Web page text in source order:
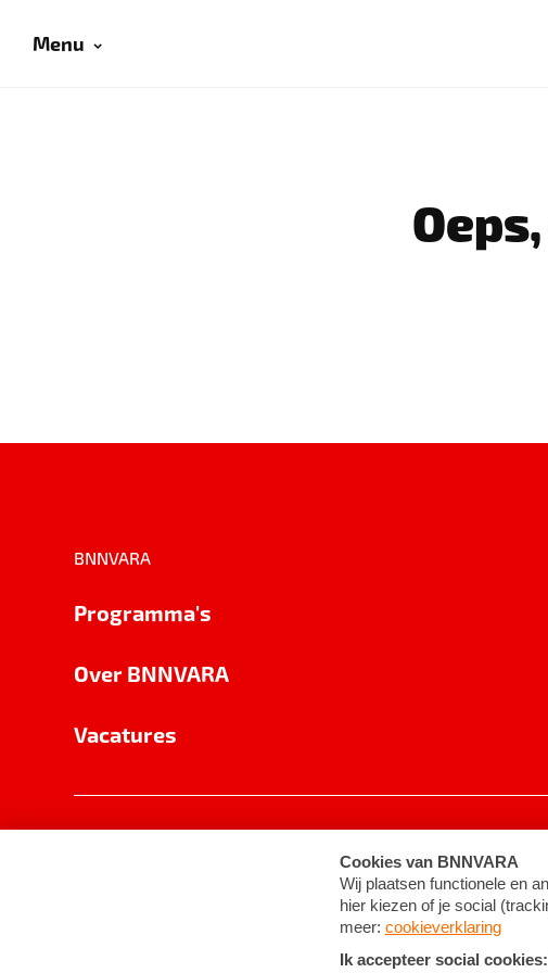
Menu
BNNVARA
Programma's
Over BNNVARA
Vacatures
Cookie-instellingen Algemene